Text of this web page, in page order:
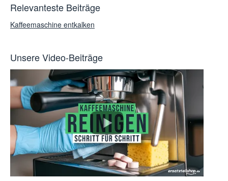
Relevanteste Beiträge
Kaffeemaschine entkalken
Unsere Video-Beiträge